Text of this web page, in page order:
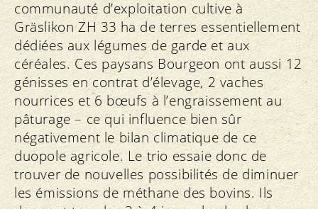
communauté d’exploitation cultive à
Gräslikon ZH 33 ha de terres essentiellement
dédiées aux légumes de garde et aux
céréales. Ces paysans Bourgeon ont aussi 12
génisses en contrat d’élevage, 2 vaches
nourrices et 6 bœufs à l’engraissement au
pâturage – ce qui influence bien sûr
négativement le bilan climatique de ce
duopole agricole. Le trio essaie donc de
trouver de nouvelles possibilités de diminuer
les émissions de méthane des bovins. Ils